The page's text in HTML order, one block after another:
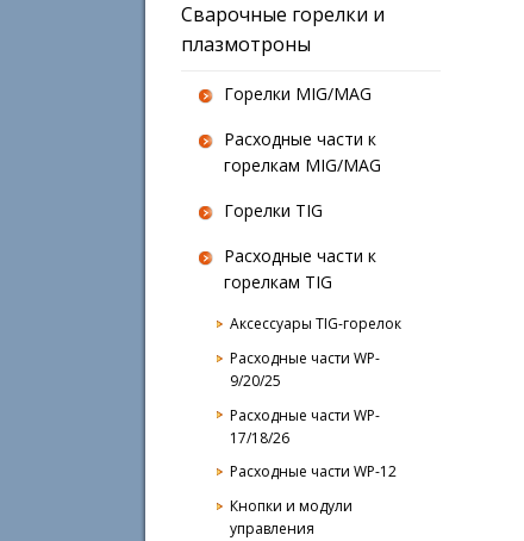
Сварочные горелки и
плазмотроны
Горелки MIG/MAG
Расходные части к
горелкам MIG/MAG
Горелки TIG
Расходные части к
горелкам TIG
Аксессуары TIG-горелок
Расходные части WP-
9/20/25
Расходные части WP-
17/18/26
Расходные части WP-12
Кнопки и модули
управления